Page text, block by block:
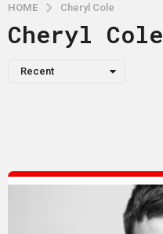
HOME Cheryl Cole
Cheryl Cole
Recent